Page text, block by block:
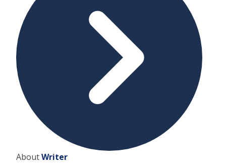
AboutWriter